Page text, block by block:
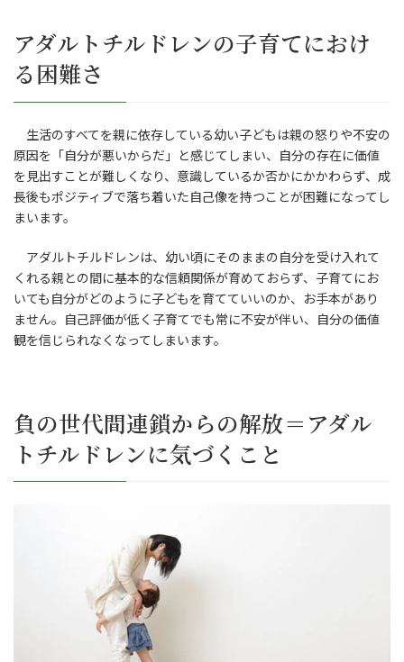
アダルトチルドレンの子育てにおけ
る困難さ
生活のすべてを親に依存している幼い子どもは親の怒りや不安の
原因を「自分が悪いからだ」と感じてしまい、自分の存在に価値
を見出すことが難しくなり、意識しているか否かにかかわらず、成
長後もポジティブで落ち着いた自己像を持つことが困難になってし
まいます。
アダルトチルドレンは、幼い頃にそのままの自分を受け入れて
くれる親との間に基本的な信頼関係が育めておらず、子育てにお
いても自分がどのように子どもを育てていいのか、お手本があり
ません。自己評価が低く子育てでも常に不安が伴い、自分の価値
観を信じられなくなってしまいます。
負の世代間連鎖からの解放＝アダル
トチルドレンに気づくこと